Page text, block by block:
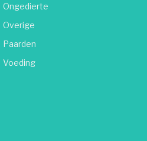
Ongedierte
Overige
Paarden
Voeding